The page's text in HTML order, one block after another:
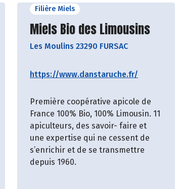
Filière Miels
Découvrir le producteur
Miels Bio des Limousins
Les Moulins 23290 FURSAC
https://www.danstaruche.fr/
Première coopérative apicole de
France 100% Bio, 100% Limousin. 11
apiculteurs, des savoir- faire et
une expertise qui ne cessent de
s’enrichir et de se transmettre
depuis 1960.